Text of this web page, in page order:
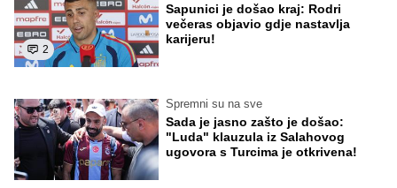
2
Sapunici je došao kraj: Rodri
večeras objavio gdje nastavlja
karijeru!
Spremni su na sve
Sada je jasno zašto je došao:
"Luda" klauzula iz Salahovog
ugovora s Turcima je otkrivena!